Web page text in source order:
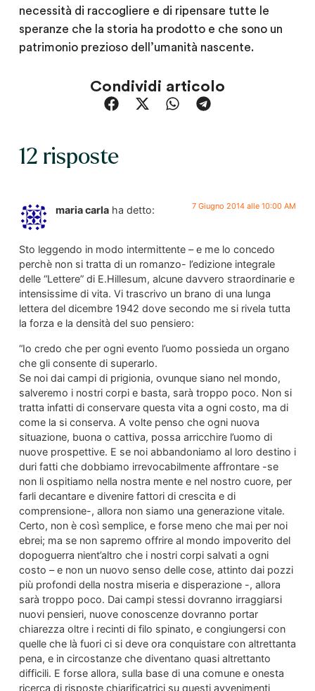
necessità di raccogliere e di ripensare tutte le
speranze che la storia ha prodotto e che sono un
patrimonio prezioso dell’umanità nascente.
Condividi articolo
12 risposte
maria carla ha detto: 7 Giugno 2014 alle 10:00 AM
Sto leggendo in modo intermittente – e me lo concedo
perchè non si tratta di un romanzo- l’edizione integrale
delle “Lettere” di E.Hillesum, alcune davvero straordinarie e
intensissime di vita. Vi trascrivo un brano di una lunga
lettera del dicembre 1942 dove secondo me si rivela tutta
la forza e la densità del suo pensiero:
“Io credo che per ogni evento l’uomo possieda un organo
che gli consente di superarlo.
Se noi dai campi di prigionia, ovunque siano nel mondo,
salveremo i nostri corpi e basta, sarà troppo poco. Non si
tratta infatti di conservare questa vita a ogni costo, ma di
come la si conserva. A volte penso che ogni nuova
situazione, buona o cattiva, possa arricchire l’uomo di
nuove prospettive. E se noi abbandoniamo al loro destino i
duri fatti che dobbiamo irrevocabilmente affrontare -se
non li ospitiamo nella nostra mente e nel nostro cuore, per
farli decantare e divenire fattori di crescita e di
comprensione-, allora non siamo una generazione vitale.
Certo, non è così semplice, e forse meno che mai per noi
ebrei; ma se non sapremo offrire al mondo impoverito del
dopoguerra nient’altro che i nostri corpi salvati a ogni
costo – e non un nuovo senso delle cose, attinto dai pozzi
più profondi della nostra miseria e disperazione -, allora
sarà troppo poco. Dai campi stessi dovranno irraggiarsi
nuovi pensieri, nuove conoscenze dovranno portar
chiarezza oltre i recinti di filo spinato, e congiungersi con
quelle che là fuori ci si deve ora conquistare con altrettanta
pena, e in circostanze che diventano quasi altrettanto
difficili. E forse allora, sulla base di una comune e onesta
ricerca di risposte chiarificatrici su questi avvenimenti